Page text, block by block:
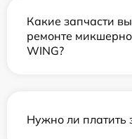
Какие запчасти
ремонте
WING?
Нужно ли платить